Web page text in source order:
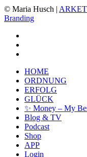
© Maria Husch | ARKET
Branding
Close
Menu
HOME
ORDNUNG
ERFOLG
GLÜCK
✨ Money – My
Blog & TV
Podcast
Shop
APP
Login